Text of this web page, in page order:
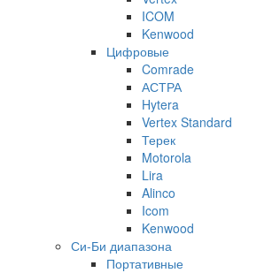
ICOM
Kenwood
Цифровые
Comrade
АСТРА
Hytera
Vertex Standard
Терек
Motorola
Lira
Alinco
Icom
Kenwood
Си-Би диапазона
Портативные